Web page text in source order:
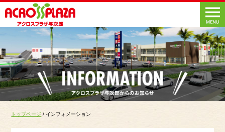
トップページ / インフォメーション